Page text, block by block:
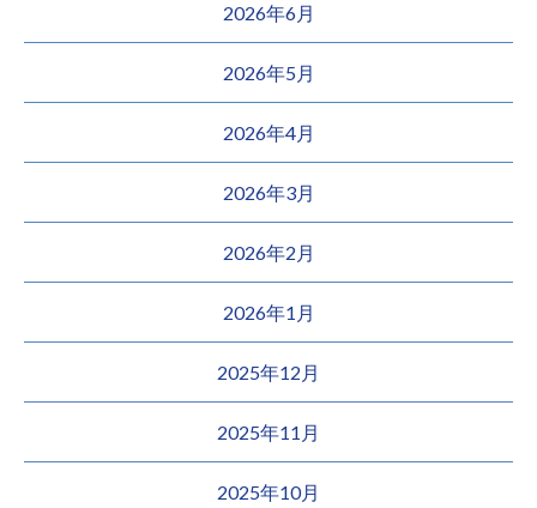
2026年6月
2026年5月
2026年4月
2026年3月
2026年2月
2026年1月
2025年12月
2025年11月
2025年10月